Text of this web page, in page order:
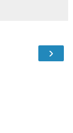
›